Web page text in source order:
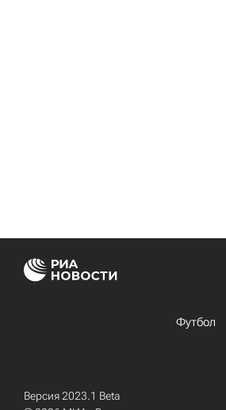
Футбол
Версия 2023.1 Beta